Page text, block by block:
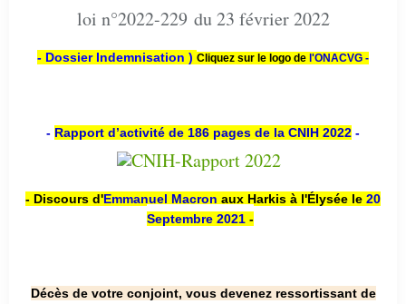
loi n°2022-229 du 23 février 2022
- Dossier Indemnisation ) Cliquez sur le logo de l'ONACVG -
- Rapport d’activité de 186 pages de la CNIH 2022 -
- Discours d'Emmanuel Macron aux Harkis à l'Élysée le 20
Septembre 2021 -
Décès de votre conjoint, vous devenez ressortissant de